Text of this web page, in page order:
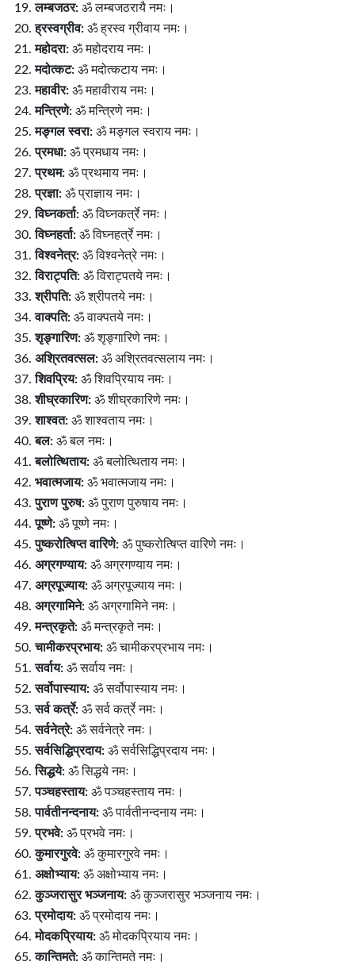
लम्बजठर: ॐ लम्बजठरायै नमः।
ह्रस्वग्रीव: ॐ ह्रस्व ग्रीवाय नमः।
महोदरा: ॐ महोदराय नमः।
मदोत्कट: ॐ मदोत्कटाय नमः।
महावीर: ॐ महावीराय नमः।
मन्त्रिणे: ॐ मन्त्रिणे नमः।
मङ्गल स्वरा: ॐ मङ्गल स्वराय नमः।
प्रमधा: ॐ प्रमधाय नमः।
प्रथम: ॐ प्रथमाय नमः।
प्रज्ञा: ॐ प्राज्ञाय नमः।
विघ्नकर्ता: ॐ विघ्नकर्त्रे नमः।
विघ्नहर्ता: ॐ विघ्नहर्त्रे नमः।
विश्वनेत्र: ॐ विश्वनेत्रे नमः।
विराट्पति: ॐ विराट्पतये नमः।
श्रीपति: ॐ श्रीपतये नमः।
वाक्पति: ॐ वाक्पतये नमः।
शृङ्गारिण: ॐ शृङ्गारिणे नमः।
अश्रितवत्सल: ॐ अश्रितवत्सलाय नमः।
शिवप्रिय: ॐ शिवप्रियाय नमः।
शीघ्रकारिण: ॐ शीघ्रकारिणे नमः।
शाश्वत: ॐ शाश्वताय नमः।
बल: ॐ बल नमः।
बलोत्थिताय: ॐ बलोत्थिताय नमः।
भवात्मजाय: ॐ भवात्मजाय नमः।
पुराण पुरुष: ॐ पुराण पुरुषाय नमः।
पूष्णे: ॐ पूष्णे नमः।
पुष्करोत्षिप्त वारिणे: ॐ पुष्करोत्षिप्त वारिणे नमः।
अग्रगण्याय: ॐ अग्रगण्याय नमः।
अग्रपूज्याय: ॐ अग्रपूज्याय नमः।
अग्रगामिने: ॐ अग्रगामिने नमः।
मन्त्रकृते: ॐ मन्त्रकृते नमः।
चामीकरप्रभाय: ॐ चामीकरप्रभाय नमः।
सर्वाय: ॐ सर्वाय नमः।
सर्वोपास्याय: ॐ सर्वोपास्याय नमः।
सर्व कर्त्रे: ॐ सर्व कर्त्रे नमः।
सर्वनेत्रे: ॐ सर्वनेत्रे नमः।
सर्वसिद्धिप्रदाय: ॐ सर्वसिद्धिप्रदाय नमः।
सिद्धये: ॐ सिद्धये नमः।
पञ्चहस्ताय: ॐ पञ्चहस्ताय नमः।
पार्वतीनन्दनाय: ॐ पार्वतीनन्दनाय नमः।
प्रभवे: ॐ प्रभवे नमः।
कुमारगुरवे: ॐ कुमारगुरवे नमः।
अक्षोभ्याय: ॐ अक्षोभ्याय नमः।
कुञ्जरासुर भञ्जनाय: ॐ कुञ्जरासुर भञ्जनाय नमः।
प्रमोदाय: ॐ प्रमोदाय नमः।
मोदकप्रियाय: ॐ मोदकप्रियाय नमः।
कान्तिमते: ॐ कान्तिमते नमः।